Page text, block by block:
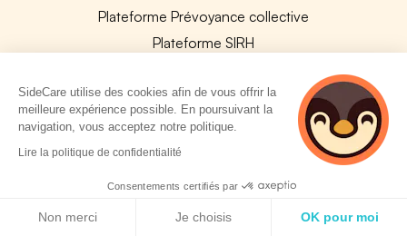
Plateforme Prévoyance collective
Plateforme SIRH
Plateforme QVT
Tous nos outils
Notre Blog
SideCare utilise des cookies afin de vous offrir la
meilleure expérience possible. En poursuivant la
navigation, vous acceptez notre politique.
Lire la politique de confidentialité
Consentements certifiés par
Non merci Je choisis OK pour moi
3 personnes
consultent
actuellement le